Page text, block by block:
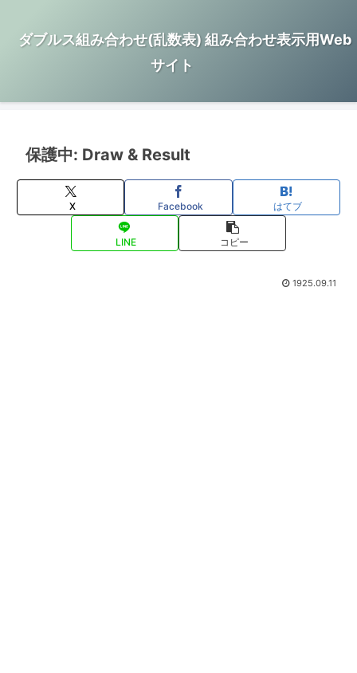
ダブルス組み合わせ(乱数表) 組み合わせ表示用Web
サイト
保護中: Draw & Result
X Facebook はてブ
LINE コピー
1925.09.11